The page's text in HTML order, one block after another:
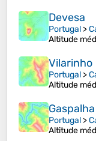
Devesa
Portugal >
Altitude
Vilarinho
Portugal >
Altitude
Gaspalha
Portugal >
Altitude